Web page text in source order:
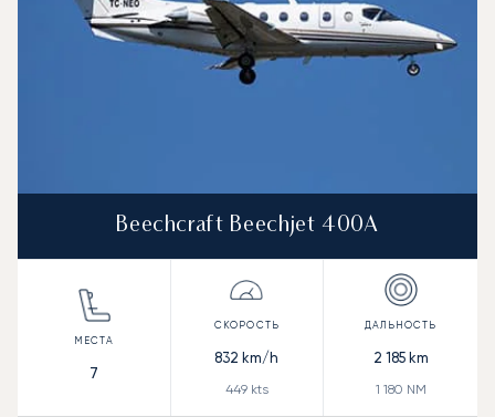
Beechcraft Beechjet 400A
7
832 km/h
449kts
2 185km
1 180 NM